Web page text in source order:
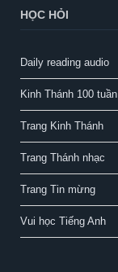
HỌC HỎI
Daily reading audio
Kinh Thánh 100 tuần
Trang Kinh Thánh
Trang Thánh nhạc
Trang Tin mừng
Vui học Tiếng Anh